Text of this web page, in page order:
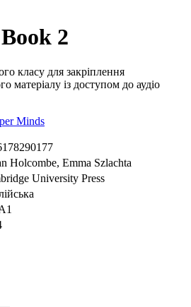
2
класу для закріплення
матеріалу із доступом до аудіо
Minds
Holcombe, Emma Szlachta
University Press